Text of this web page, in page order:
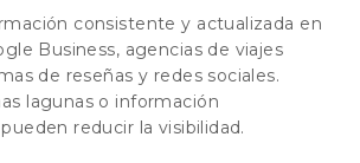
consistente y actualizada en
Business, agencias de viajes
de reseñas y redes sociales.
lagunas o información
reducir la visibilidad.